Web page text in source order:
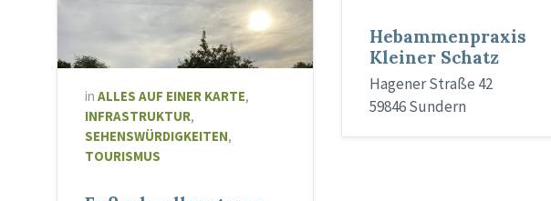
in ALLES AUF EINER KARTE,
INFRASTRUKTUR,
SEHENSWÜRDIGKEITEN,
TOURISMUS
Hebammenpraxis
Kleiner Schatz
Hagener Straße 42
59846 Sundern